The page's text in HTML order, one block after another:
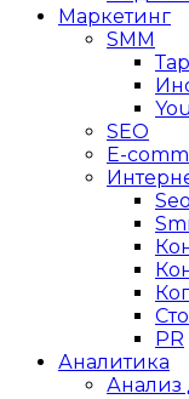
Маркетинг
SMM
SEO
E-
Seo
PR
Аналитика
Анализ